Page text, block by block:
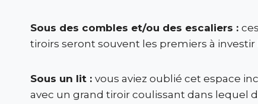
Sous des combles et/ou des escaliers :
tiroirs seront souvent les premiers à
Sous un lit : vous aviez oublié cet espace
avec un grand tiroir coulissant dans lequel